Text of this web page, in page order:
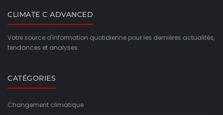
CLIMATE C ADVANCED
Votre source d'information quotidienne pour les dernières actualités,
tendances et analyses.
CATÉGORIES
Changement climatique